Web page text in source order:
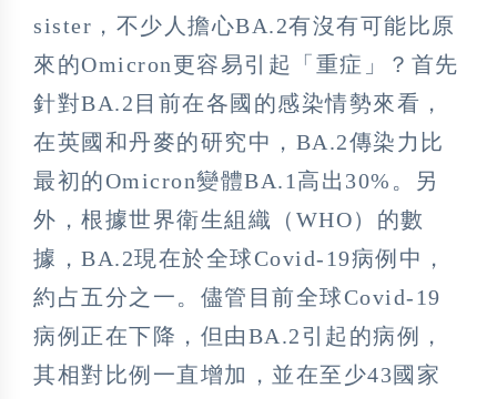
sister，不少人擔心BA.2有沒有可能比原
來的Omicron更容易引起「重症」？首先
針對BA.2目前在各國的感染情勢來看，
在英國和丹麥的研究中，BA.2傳染力比
最初的Omicron變體BA.1高出30%。另
外，根據世界衛生組織（WHO）的數
據，BA.2現在於全球Covid-19病例中，
約占五分之一。儘管目前全球Covid-19
病例正在下降，但由BA.2引起的病例，
其相對比例一直增加，並在至少43國家